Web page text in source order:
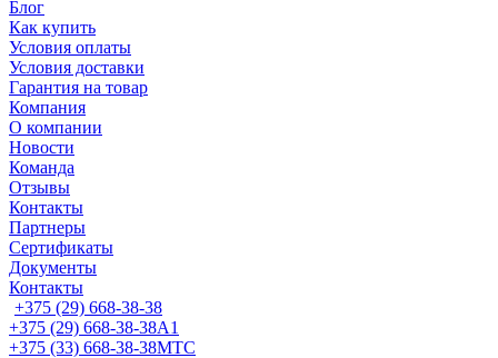
Блог
Как купить
Условия оплаты
Условия доставки
Гарантия на товар
Компания
О компании
Новости
Команда
Отзывы
Контакты
Партнеры
Сертификаты
Документы
Контакты
+375 (29) 668-38-38
+375 (29) 668-38-38A1
+375 (33) 668-38-38МТС